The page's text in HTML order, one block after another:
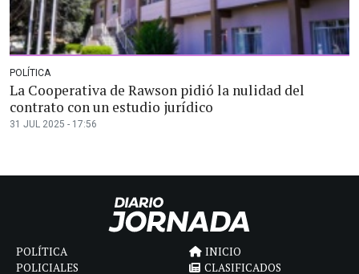
POLÍTICA
La Cooperativa de Rawson pidió la nulidad del
contrato con un estudio jurídico
31 JUL 2025 - 17:56
POLÍTICA
POLICIALES
INICIO
CLASIFICADOS